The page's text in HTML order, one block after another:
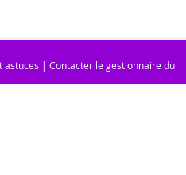
astuces | Contacter le gestionnaire du